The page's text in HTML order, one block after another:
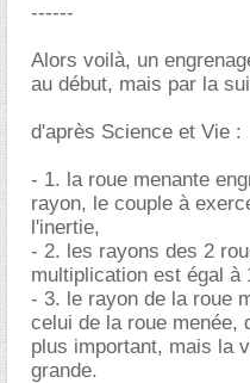
------
Alors voilà, un
au début, mais par la
d'après Science et Vie :
- 1. la roue menante
rayon, le couple à
l'inertie,
- 2. les rayons des 2
multiplication est égal à
- 3. le rayon de la roue
celui de la roue menée,
plus important, mais la
grande.